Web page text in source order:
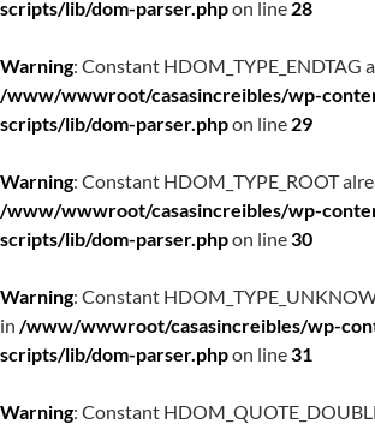
scripts/lib/dom-parser.phpon line 28
Warning: Constant HDOM_TYPE_ENDTAG
/www/wwwroot/casasincreibles/wp-
scripts/lib/dom-parser.phpon line 29
Warning: Constant HDOM_TYPE_ROOT
/www/wwwroot/casasincreibles/wp-
scripts/lib/dom-parser.phpon line30
Warning: Constant
in /www/wwwroot/casasincreibles/wp-
scripts/lib/dom-parser.phpon line31
Warning: Constant